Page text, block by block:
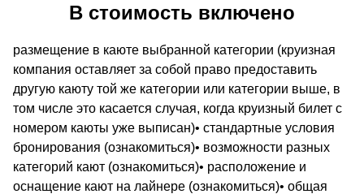
В стоимость включено
размещение в каюте выбранной категории (круизная
компания оставляет за собой право предоставить
другую каюту той же категории или категории выше, в
том числе это касается случая, когда круизный билет с
номером каюты уже выписан)• стандартные условия
бронирования (ознакомиться)• возможности разных
категорий кают (ознакомиться)• расположение и
оснащение кают на лайнере (ознакомиться)• общая